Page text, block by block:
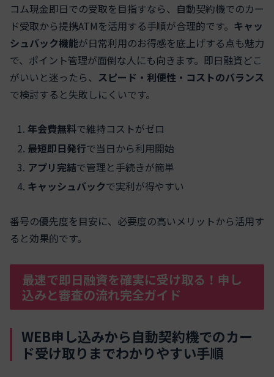
コム現金即日での受取を目指すなら、自動契約機でのカー
ド受取から提携ATMを活用する手順が合理的です。 キャッ
シュバック機能が日常利用のお得感を底上げする点も魅力
で、ポイント管理が面倒な人にも向きます。即日融資どこ
がいいと迷ったら、 スピード・利便性・コストのバランス
で検討すると失敗しにくいです。
年会費無料で維持コストがゼロ
最短即日発行で当日から利用開始
アプリ完結で管理と手続きが簡単
キャッシュバックで実利が得やすい
番号の優先度を目安に、必要度の高いメリットから活用す
ると効果的です。
最速で即日融資を確実に受け取る！申し
込みと審査の流れ完全ガイド
WEB申し込みから自動契約機でのカー
ド受け取りまでわかりやすい手順